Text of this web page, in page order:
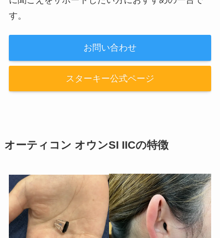
す。
お問い合わせ
スターキー公式ページ
オーティコン オウンSI IICの特徴